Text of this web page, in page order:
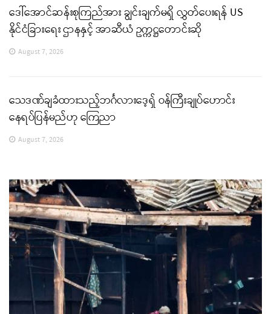
ဒေါ်အောင်ဆန်းစုကြည်အား ချွင်းချက်မရှိ လွှတ်ပေးရန် US
နိုင်ငံခြားရေး ဌာနနှင့် အာဆီယံ ဥက္ကဋ္ဌတောင်းဆို
August 7, 2026
သေဒဏ်ချခံထားသည့်ဘင်္ဂလားဒေ့ရှ် ဝန်ကြီးချုပ်ဟောင်း
နေရပ်ပြန်မည်ဟု ကြေညာ
August 7, 2026